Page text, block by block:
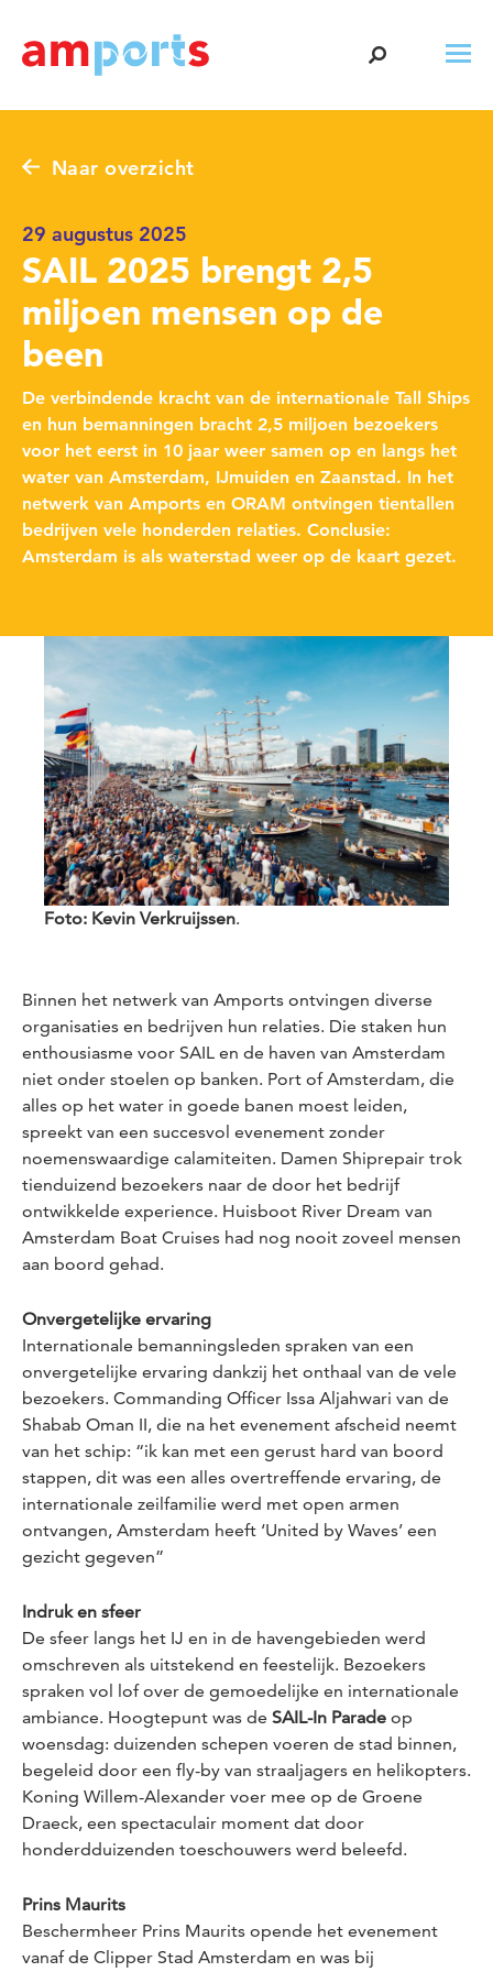
Naar overzicht
29 augustus 2025
SAIL 2025 brengt 2,5
miljoen mensen op de
been
De verbindende kracht van de internationale Tall Ships
en hun bemanningen bracht 2,5 miljoen bezoekers
voor het eerst in 10 jaar weer samen op en langs het
water van Amsterdam, IJmuiden en Zaanstad. In het
netwerk van Amports en ORAM ontvingen tientallen
bedrijven vele honderden relaties. Conclusie:
Amsterdam is als waterstad weer op de kaart gezet.
Foto: Kevin Verkruijssen.
Binnen het netwerk van Amports ontvingen diverse
organisaties en bedrijven hun relaties. Die staken hun
enthousiasme voor SAIL en de haven van Amsterdam
niet onder stoelen op banken. Port of Amsterdam, die
alles op het water in goede banen moest leiden,
spreekt van een succesvol evenement zonder
noemenswaardige calamiteiten. Damen Shiprepair trok
tienduizend bezoekers naar de door het bedrijf
ontwikkelde experience. Huisboot River Dream van
Amsterdam Boat Cruises had nog nooit zoveel mensen
aan boord gehad.
Onvergetelijke ervaring
Internationale bemanningsleden spraken van een
onvergetelijke ervaring dankzij het onthaal van de vele
bezoekers. Commanding Officer Issa Aljahwari van de
Shabab Oman II, die na het evenement afscheid neemt
van het schip: “ik kan met een gerust hard van boord
stappen, dit was een alles overtreffende ervaring, de
internationale zeilfamilie werd met open armen
ontvangen, Amsterdam heeft ‘United by Waves’ een
gezicht gegeven”
Indruk en sfeer
De sfeer langs het IJ en in de havengebieden werd
omschreven als uitstekend en feestelijk. Bezoekers
spraken vol lof over de gemoedelijke en internationale
ambiance. Hoogtepunt was de SAIL-In Parade op
woensdag: duizenden schepen voeren de stad binnen,
begeleid door een fly-by van straaljagers en helikopters.
Koning Willem-Alexander voer mee op de Groene
Draeck, een spectaculair moment dat door
honderdduizenden toeschouwers werd beleefd.
Prins Maurits
Beschermheer Prins Maurits opende het evenement
vanaf de Clipper Stad Amsterdam en was bij